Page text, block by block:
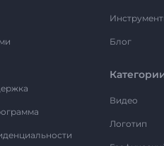
Блог
Видео
Логотип